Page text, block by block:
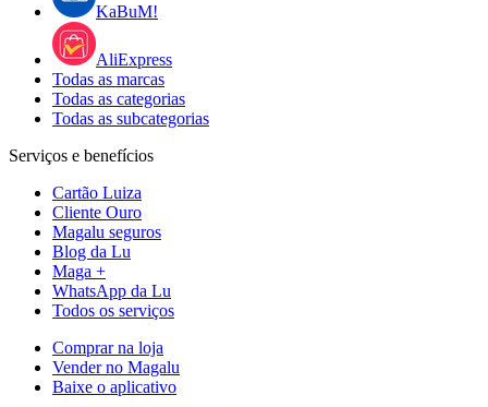
KaBuM!
AliExpress
Todas as marcas
Todas as categorias
Todas as subcategorias
Serviços e benefícios
Cartão Luiza
Cliente Ouro
Magalu seguros
Blog da Lu
Maga +
WhatsApp da Lu
Todos os serviços
Comprar na loja
Vender no Magalu
Baixe o aplicativo